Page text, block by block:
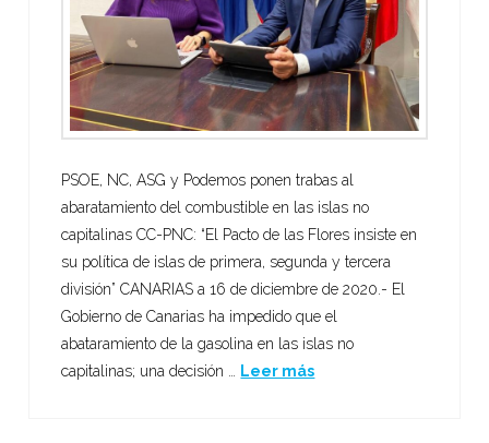
PSOE, NC, ASG y Podemos ponen trabas al
abaratamiento del combustible en las islas no
capitalinas CC-PNC: “El Pacto de las Flores insiste en
su política de islas de primera, segunda y tercera
división” CANARIAS a 16 de diciembre de 2020.- El
Gobierno de Canarias ha impedido que el
abataramiento de la gasolina en las islas no
capitalinas; una decisión …
Leer más